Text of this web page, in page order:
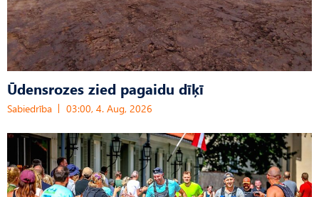
Ūdensrozes zied pagaidu dīķī
Sabiedrība 03:00, 4. Aug, 2026